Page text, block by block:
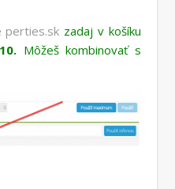
perties.sk zadaj v košíku
Môžeš kombinovať s